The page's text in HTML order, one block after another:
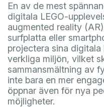
En av de mest
digitala LEGO-
augmented reality
surfplatta eller
projectera sina
verkliga miljön, vilket
sammansmältning av
inte bara en mer
öppnar även för nya
möjligheter.